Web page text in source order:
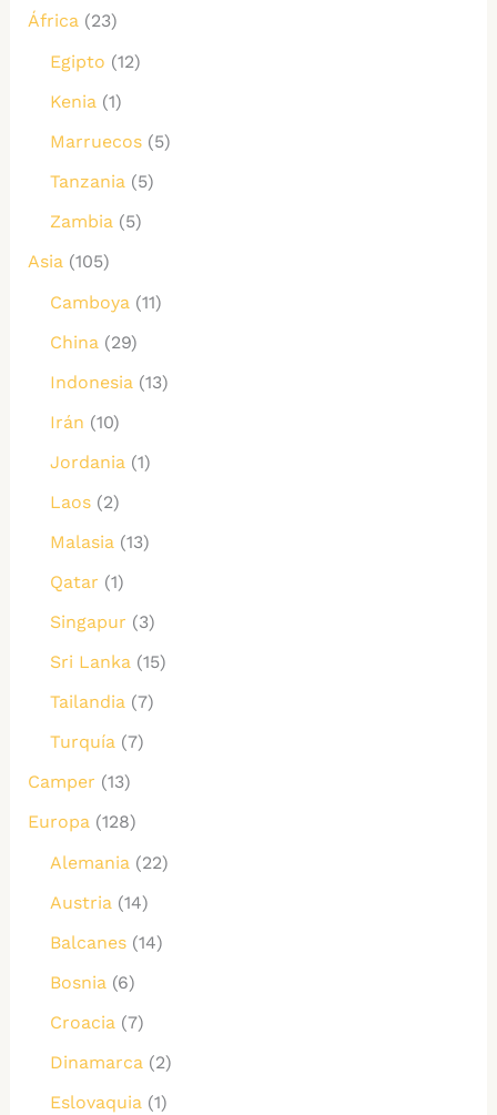
África(23)
Egipto (12)
Kenia(1)
Marruecos(5)
Tanzania(5)
Zambia(5)
Asia(105)
Camboya(11)
China(29)
Indonesia(13)
Irán (10)
Jordania(1)
Laos(2)
Malasia(13)
Qatar (1)
Singapur (3)
Sri Lanka(15)
Tailandia(7)
Turquía(7)
Camper (13)
Europa(128)
Alemania(22)
Austria(14)
Balcanes(14)
Bosnia(6)
Croacia(7)
Dinamarca(2)
Eslovaquia(1)